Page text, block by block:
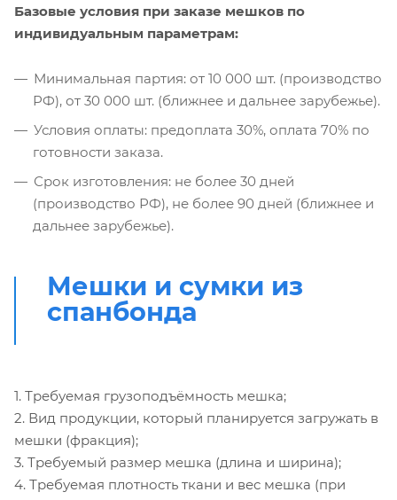
Базовые условия при заказе мешков по
индивидуальным параметрам:
Минимальная партия: от 10 000 шт. (производство
РФ), от 30 000 шт. (ближнее и дальнее зарубежье).
Условия оплаты: предоплата 30%, оплата 70% по
готовности заказа.
Срок изготовления: не более 30 дней
(производство РФ), не более 90 дней (ближнее и
дальнее зарубежье).
Мешки и сумки из
спанбонда
1. Требуемая грузоподъёмность мешка;
2. Вид продукции, который планируется загружать в
мешки (фракция);
3. Требуемый размер мешка (длина и ширина);
4. Требуемая плотность ткани и вес мешка (при